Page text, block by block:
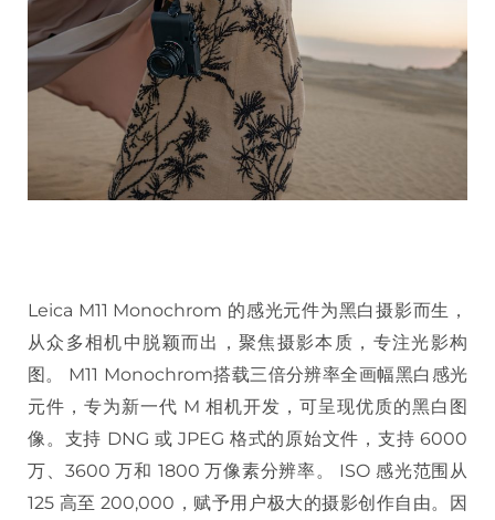
Leica M11 Monochrom 的感光元件为黑白摄影而生，
从众多相机中脱颖而出，聚焦摄影本质，专注光影构
图。 M11 Monochrom搭载三倍分辨率全画幅黑白感光
元件，专为新一代 M 相机开发，可呈现优质的黑白图
像。支持 DNG 或 JPEG 格式的原始文件，支持 6000
万、3600 万和 1800 万像素分辨率。 ISO 感光范围从
125 高至 200,000，赋予用户极大的摄影创作自由。因